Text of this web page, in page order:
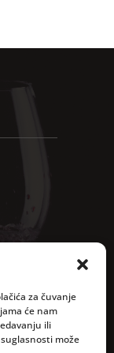
za čuvanje
će nam
ili
može